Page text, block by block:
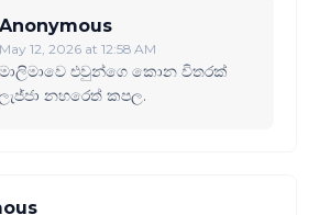
Anonymous
May 12, 2026 at 12:58 AM
එවුන්ගෙ කොන විතරක්
නහරෙත් කපල.